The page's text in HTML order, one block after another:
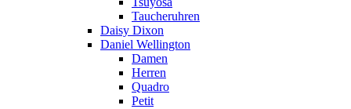
Taucheruhren
Daisy Dixon
Daniel Wellington
Damen
Herren
Quadro
Petit